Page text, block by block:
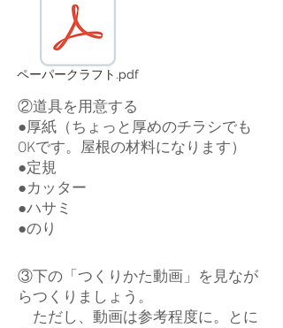
ペーパークラフト.pdf
②道具を用意する
●厚紙（ちょっと厚めのチラシでも
OKです。屋根の材料になります）
●定規
●カッター
●ハサミ
​●のり
③下の「つくりかた動画」を見なが
らつくりましょう。
​ ただし、動画は参考程度に。とに